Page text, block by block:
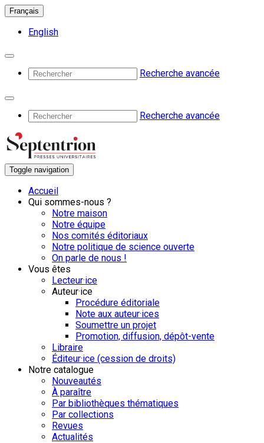
Français
English
Recherche avancée
Recherche avancée
Toggle navigation
Accueil
Qui sommes-nous ?
Notre maison
Notre équipe
Nos comités éditoriaux
Notre politique de science ouverte
On parle de nous !
Vous êtes
Lecteur·ice
Auteur·ice
Procédure éditoriale
Note aux auteur·ices
Soumettre un projet
Promotion, diffusion, dépôt-vente
Libraire
Éditeur·ice (cession de droits)
Notre catalogue
Nouveautés
À paraître
Par bibliothèques thématiques
Par collections
Revues
Actualités